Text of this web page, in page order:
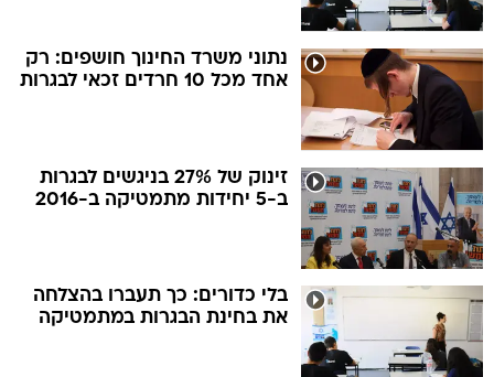
נתוני משרד החינוך חושפים: רק
אחד מכל 10 חרדים זכאי לבגרות
זינוק של 27% בניגשים לבגרות
ב-5 יחידות מתמטיקה ב-2016
בלי כדורים: כך תעברו בהצלחה
את בחינת הבגרות במתמטיקה